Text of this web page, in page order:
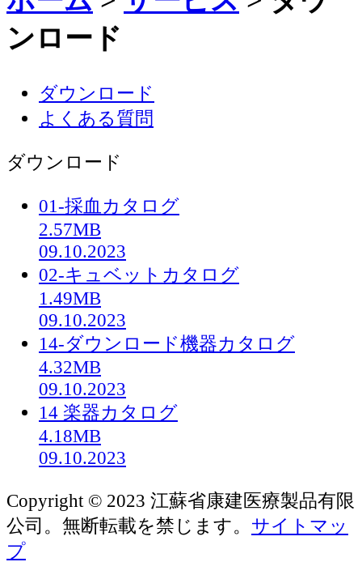
ンロード
ダウンロード
よくある質問
ダウンロード
01-採血カタログ
2.57MB
09.10.2023
02-キュベットカタログ
1.49MB
09.10.2023
14-ダウンロード機器カタログ
4.32MB
09.10.2023
14 楽器カタログ
4.18MB
09.10.2023
Copyright © 2023 江蘇省康建医療製品有限
公司。無断転載を禁じます。 サイトマッ
プ